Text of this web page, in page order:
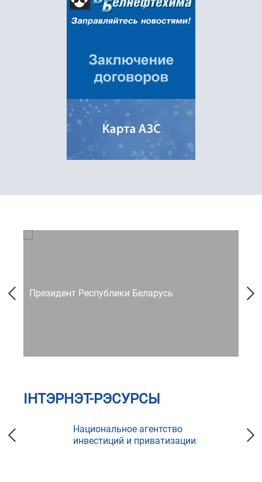
Президент Республики Беларусь
ІНТЭРНЭТ-РЭСУРСЫ
Национальное агентство
инвестиций и приватизации